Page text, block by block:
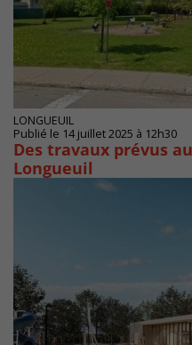
LONGUEUIL
Publié le 14 juillet 2025 à 12h30
Des travaux prévus
Longueuil